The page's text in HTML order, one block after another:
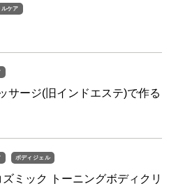
ルケア
サージ(旧インドエステ)で作る
ボディジェル
ミック トーニングボディクリ